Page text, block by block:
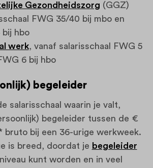
Gezondheidszorg (GGZ)
FWG 35/40 bij mbo en
bij hbo
werk, vanaf salarisschaal FWG 5
6 bij hbo
begeleider
salarisschaal waarin je valt,
begeleider tussen de €
bruto bij een 36-urige werkweek.
is breed, doordat je begeleider
kunt worden en in veel